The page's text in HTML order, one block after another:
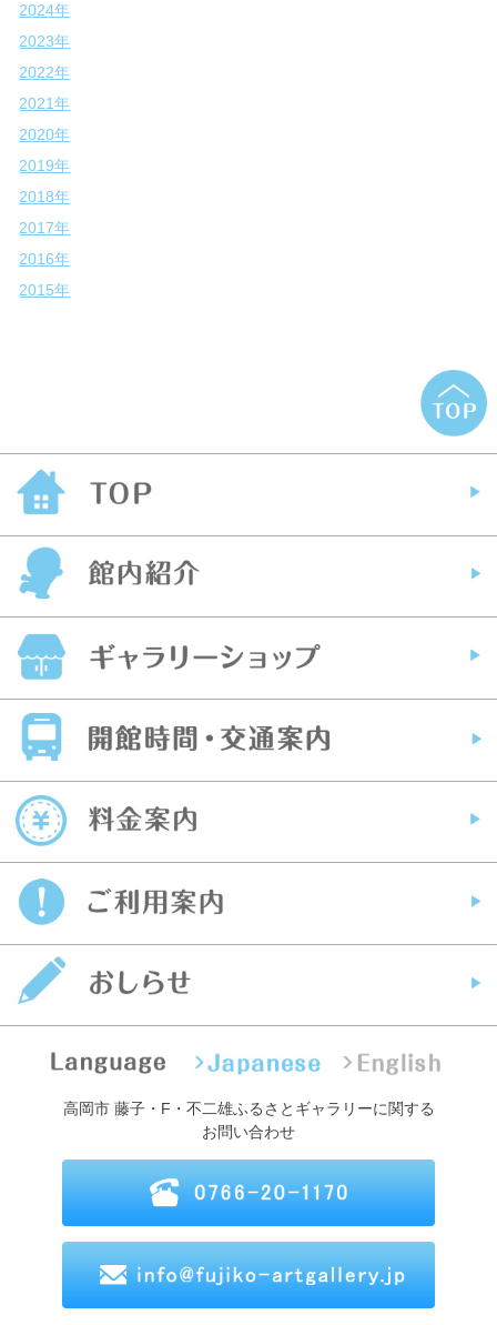
2024年
2023年
2022年
2021年
2020年
2019年
2018年
2017年
2016年
2015年
高岡市 藤子・F・不二雄ふるさとギャラリーに関する
お問い合わせ